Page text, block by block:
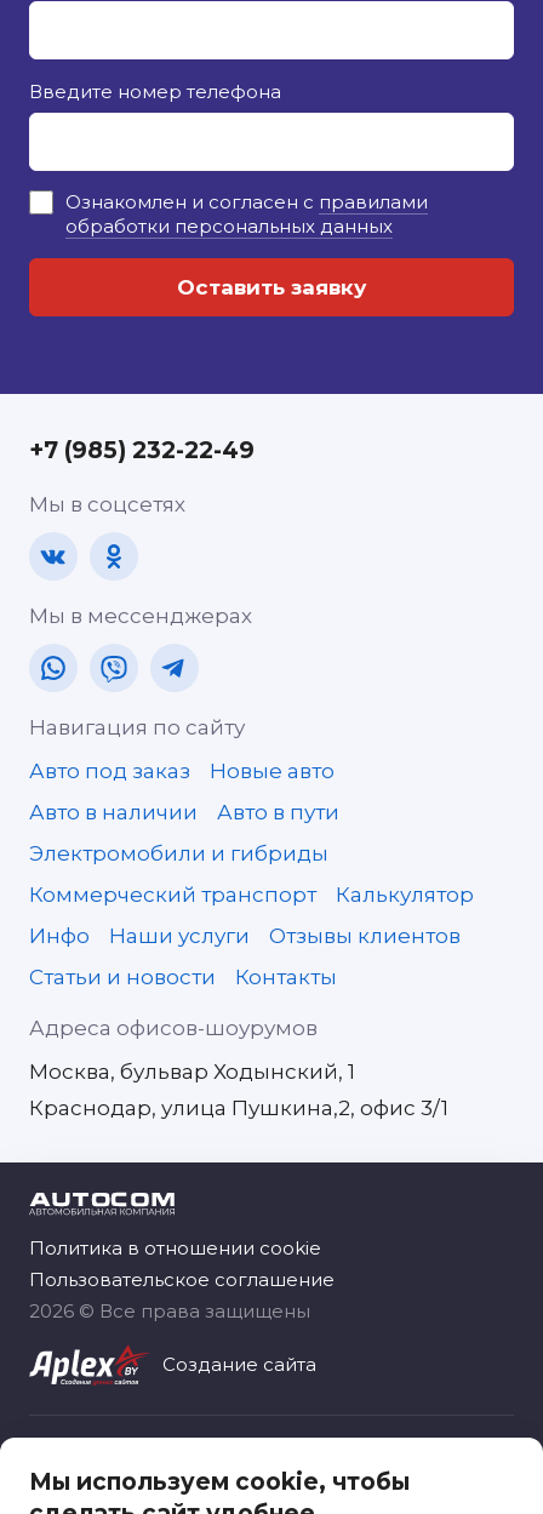
Введите номер телефона
Ознакомлен и согласен с правилами
обработки персональных данных
Адреса офисов-шоурумов
Москва, бульвар Ходынский, 1
Краснодар, улица Пушкина,2, офис 3/1
+7 (985) 232-22-49
Мы в соцсетях
Мы в мессенджерах
Навигация по сайту
Авто под заказ
Новые авто
Авто в наличии
Авто в пути
Электромобили и гибриды
Коммерческий транспорт
Калькулятор
Инфо
Наши услуги
Отзывы клиентов
Статьи и новости
Контакты
Политика в отношении cookie
Пользовательское соглашение
2026 © Все права защищены
Создание сайта
«Автоком рус», зарегистрировано 06.11.2020
Мы используем cookie, чтобы